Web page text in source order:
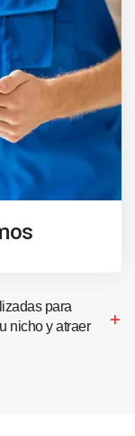
para
nicho y atraer